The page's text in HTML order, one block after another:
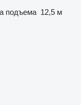
подъема 12,5 м